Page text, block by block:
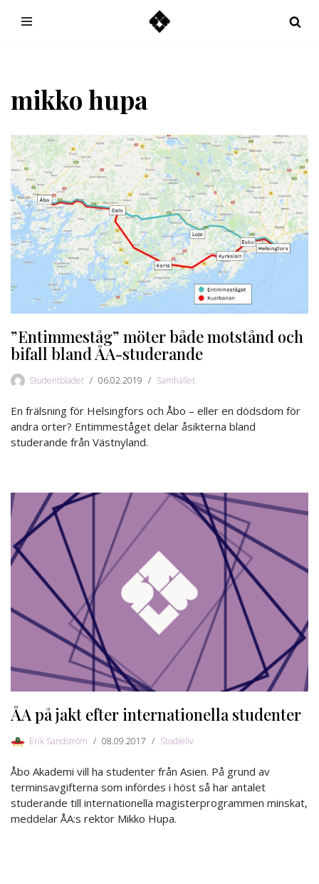
mikko hupa
”Entimmeståg” möter både motstånd och
bifall bland ÅA-studerande
Studentbladet 06.02.2019 Samhället
En frälsning för Helsingfors och Åbo – eller en dödsdom för
andra orter? Entimmeståget delar åsikterna bland
studerande från Västnyland.
ÅA på jakt efter internationella studenter
Erik Sandström 08.09.2017 Studieliv
Åbo Akademi vill ha studenter från Asien. På grund av
terminsavgifterna som infördes i höst så har antalet
studerande till internationella magisterprogrammen minskat,
meddelar ÅA:s rektor Mikko Hupa.